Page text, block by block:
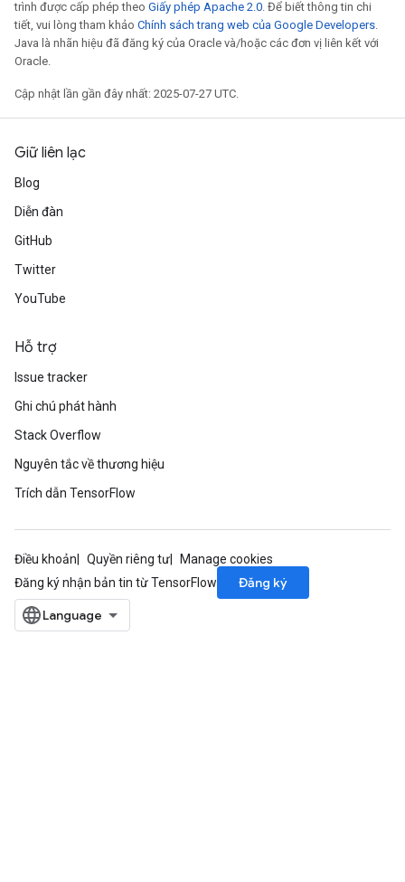
trình được cấp phép theo Giấy phép Apache 2.0. Để biết thông tin chi
tiết, vui lòng tham khảo Chính sách trang web của Google Developers.
Java là nhãn hiệu đã đăng ký của Oracle và/hoặc các đơn vị liên kết với
Oracle.
Cập nhật lần gần đây nhất: 2025-07-27 UTC.
Giữ liên lạc
Blog
Diễn đàn
GitHub
Twitter
YouTube
Hỗ trợ
Issue tracker
Ghi chú phát hành
Stack Overflow
Nguyên tắc về thương hiệu
Trích dẫn TensorFlow
Điều khoản Quyền riêng tư
Manage cookies
Đăng ký nhận bản tin từ TensorFlow
Đăng ký